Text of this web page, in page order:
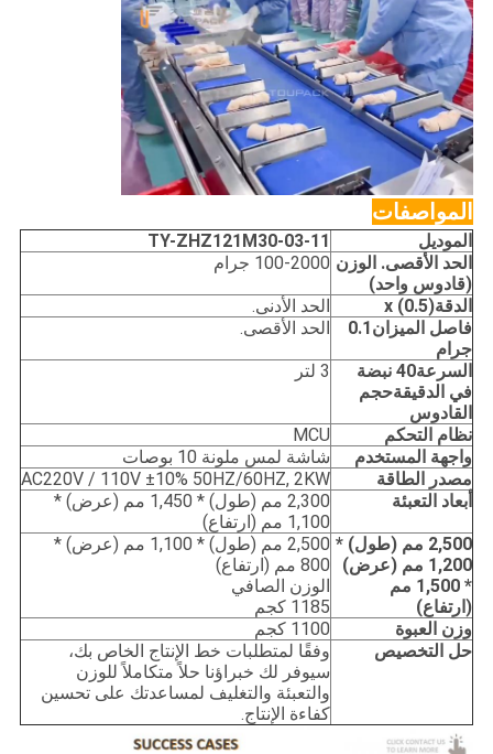
المواصفات
الموديل TY-ZHZ121M30-03-11
الحد الأقصى. الوزن
(قادوس واحد)
100-2000 جرام
الدقةx (0.5)
الحد الأدنى.
فاصل الميزان0.1
جرام
الحد الأقصى.
السرعة
40 نبضة
في الدقيقةحجم
القادوس
3 لتر
نظام التحكم
MCU
واجهة المستخدم
شاشة لمس ملونة 10 بوصات
مصدر الطاقة
AC220V / 110V ±10% 50HZ/60HZ, 2KW
أبعاد التعبئة
2,300 مم (طول) * 1,450 مم (عرض) *
1,100 مم (ارتفاع)
2,500 مم (طول) *
1,200 مم (عرض)
* 1,500 مم
(ارتفاع)
2,500 مم (طول) * 1,100 مم (عرض) *
800 مم (ارتفاع)
الوزن الصافي
1185 كجم
وزن العبوة
1100 كجم
حل التخصيص
وفقًا لمتطلبات خط الإنتاج الخاص بك،
سيوفر لك خبراؤنا حلاً متكاملاً للوزن
والتعبئة والتغليف لمساعدتك على تحسين
كفاءة الإنتاج.